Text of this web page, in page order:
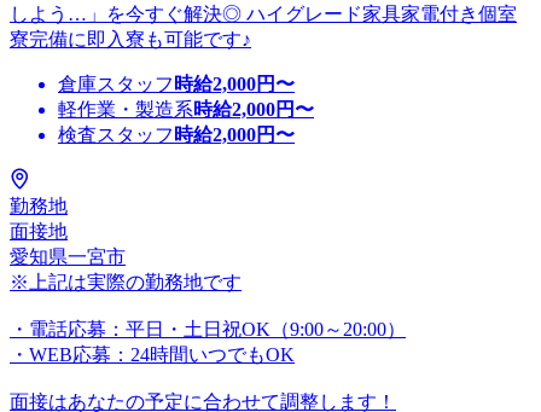
しよう…」を今すぐ解決◎ ハイグレード家具家電付き個室
寮完備に即入寮も可能です♪
倉庫スタッフ 時給2,000円〜
軽作業・製造系時給2,000円〜
検査スタッフ 時給2,000円〜
勤務地
面接地
愛知県一宮市
※上記は実際の勤務地です
・電話応募：平日・土日祝OK（9:00～20:00）
・WEB応募：24時間いつでもOK
面接はあなたの予定に合わせて調整します！